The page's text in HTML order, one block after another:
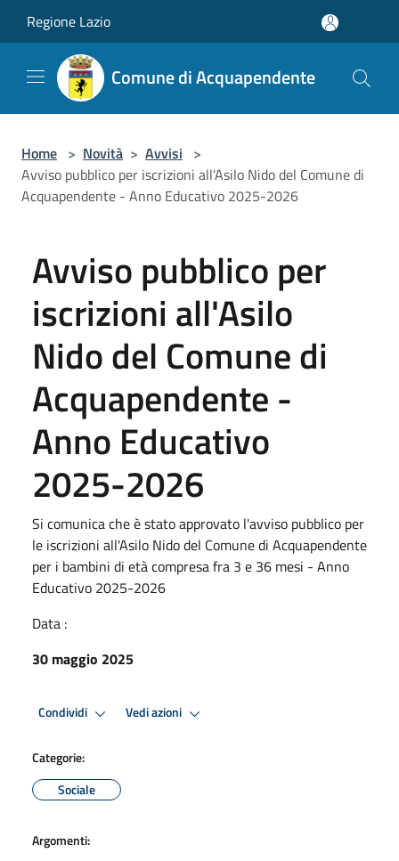
Regione Lazio
Comune di Acquapendente
Home > Novità > Avvisi >
Avviso pubblico per iscrizioni all'Asilo Nido del Comune di
Acquapendente - Anno Educativo 2025-2026
Avviso pubblico per
iscrizioni all'Asilo
Nido del Comune di
Acquapendente -
Anno Educativo
2025-2026
Si comunica che è stato approvato l'avviso pubblico per
le iscrizioni all'Asilo Nido del Comune di Acquapendente
per i bambini di età compresa fra 3 e 36 mesi - Anno
Educativo 2025-2026
Data :
30 maggio 2025
Condividi Vedi azioni
Categorie:
Sociale
Argomenti: